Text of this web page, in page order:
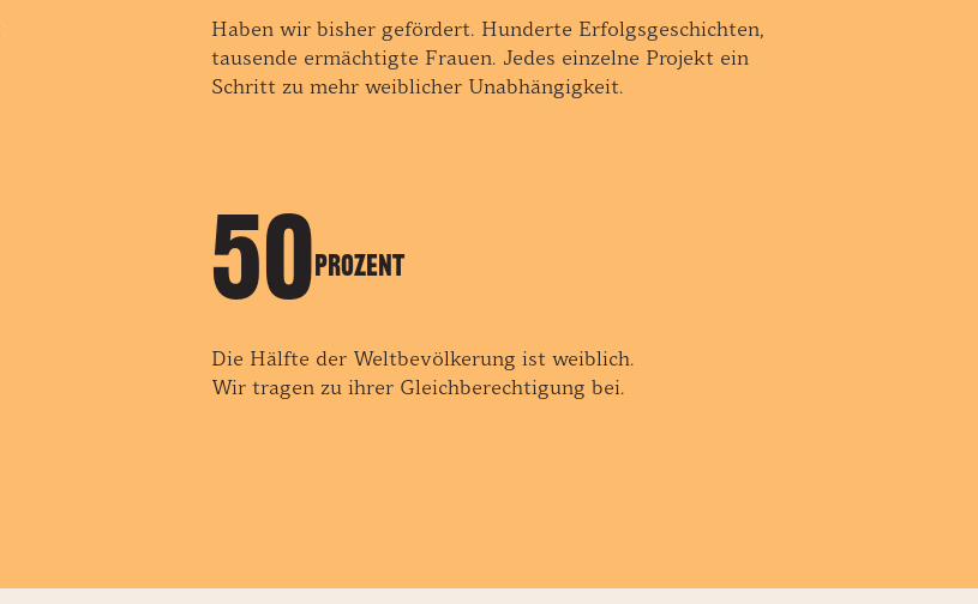
Haben wir bisher gefördert. Hunderte Erfolgsgeschichten,
tausende ermächtigte Frauen. Jedes einzelne Projekt ein
Schritt zu mehr weiblicher Unabhängigkeit.
50Prozent
Die Hälfte der Weltbevölkerung ist weiblich.
Wir tragen zu ihrer Gleichberechtigung bei.